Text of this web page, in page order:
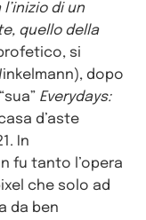
di un
quello della
si
dopo
Everydays:
d’aste
In
fu tanto l’opera
che solo ad
da ben